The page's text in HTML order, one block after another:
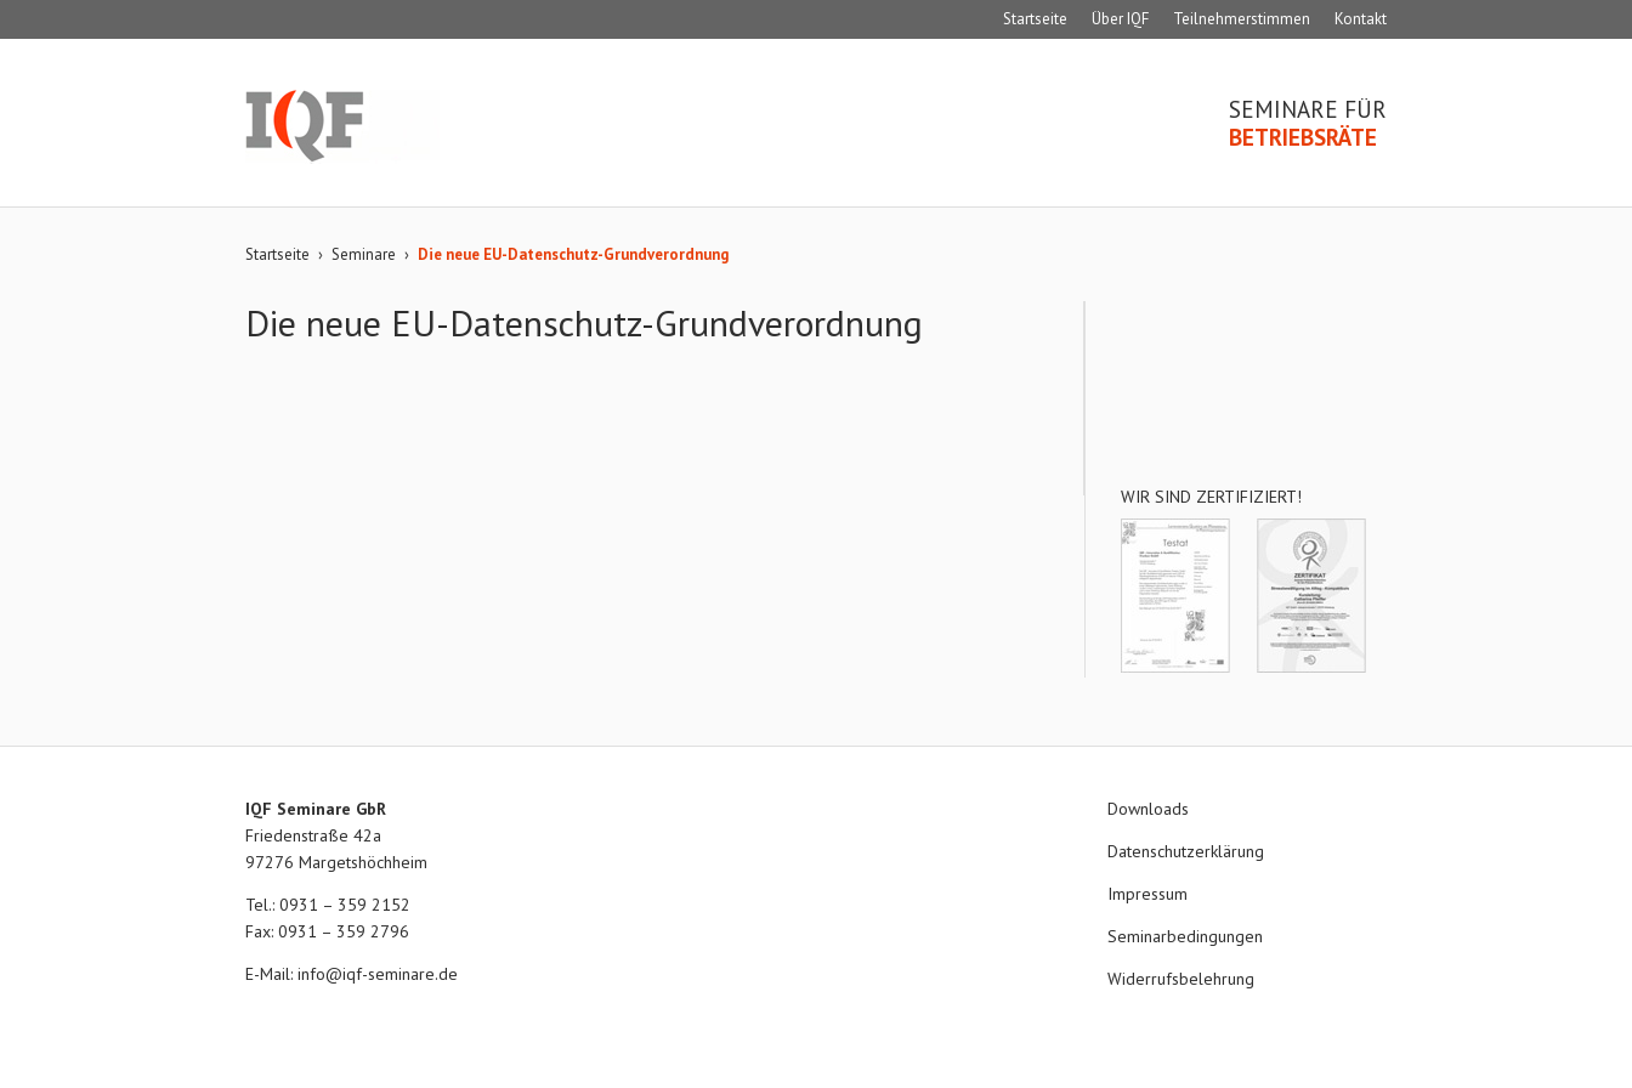
Startseite Über IQF Teilnehmerstimmen Kontakt
SEMINARE FÜR
BETRIEBSRÄTE
Startseite › Seminare › Die neue EU-Datenschutz-Grundverordnung
Die neue EU-Datenschutz-Grundverordnung
WIR SIND ZERTIFIZIERT!
IQF Seminare GbR
Friedenstraße 42a
97276 Margetshöchheim
Tel.: 0931 – 359 2152
Fax: 0931 – 359 2796
E-Mail: info@iqf-seminare.de
Downloads
Datenschutzerklärung
Impressum
Seminarbedingungen
Widerrufsbelehrung